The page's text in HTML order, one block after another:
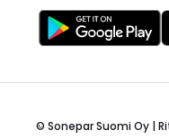
© Sonepar Suomi Oy |